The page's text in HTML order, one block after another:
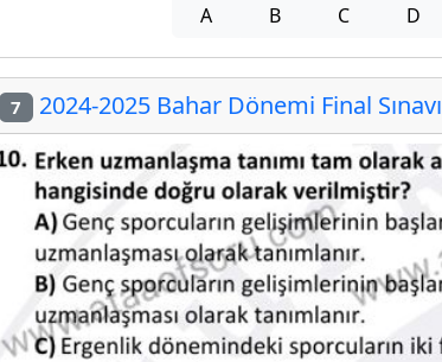
A B C D
7 2024-2025 Bahar Dönemi Final Sınavı